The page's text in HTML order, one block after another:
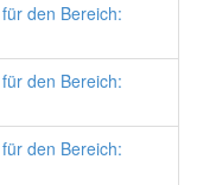
den Bereich:
den Bereich:
den Bereich: